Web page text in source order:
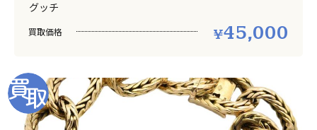
グッチ
買取価格 45,000